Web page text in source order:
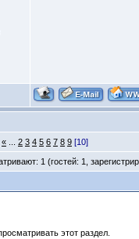
« 2 3 4 5 6 7 8 9 [10]
1 (гостей: 1,
этот раздел.